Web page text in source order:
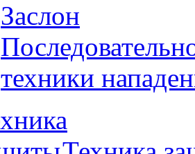
Заслон
техники